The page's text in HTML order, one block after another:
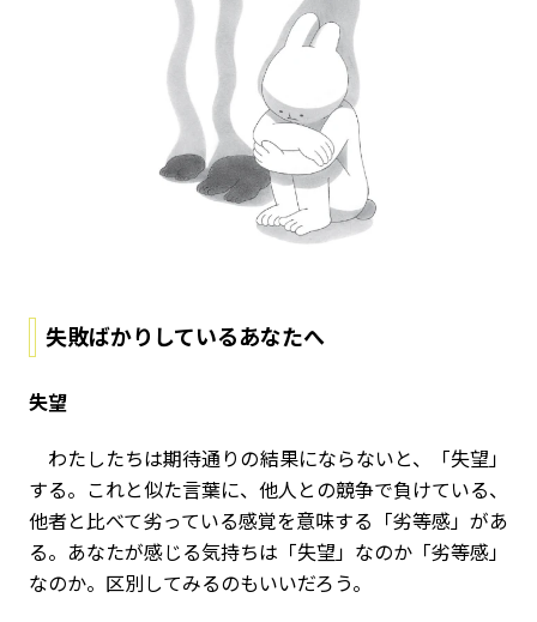
失敗ばかりしているあなたへ
失望
わたしたちは期待通りの結果にならないと、「失望」
する。これと似た言葉に、他人との競争で負けている、
他者と比べて劣っている感覚を意味する「劣等感」があ
る。あなたが感じる気持ちは「失望」なのか「劣等感」
なのか。区別してみるのもいいだろう。